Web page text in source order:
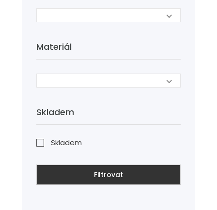
Materiál
Skladem
Skladem
Filtrovat